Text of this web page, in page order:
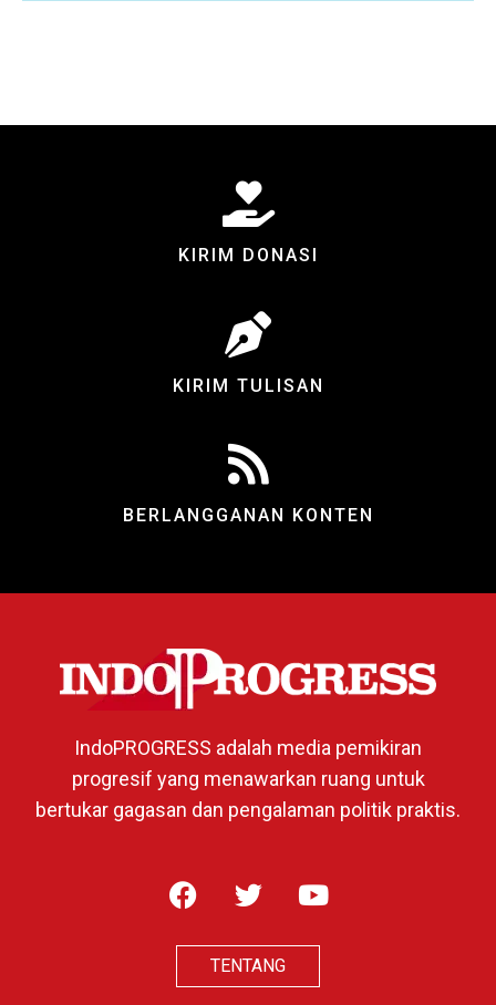
KIRIM DONASI
KIRIM TULISAN
BERLANGGANAN KONTEN
IndoPROGRESS adalah media pemikiran
progresif yang menawarkan ruang untuk
bertukar gagasan dan pengalaman politik praktis.
TENTANG